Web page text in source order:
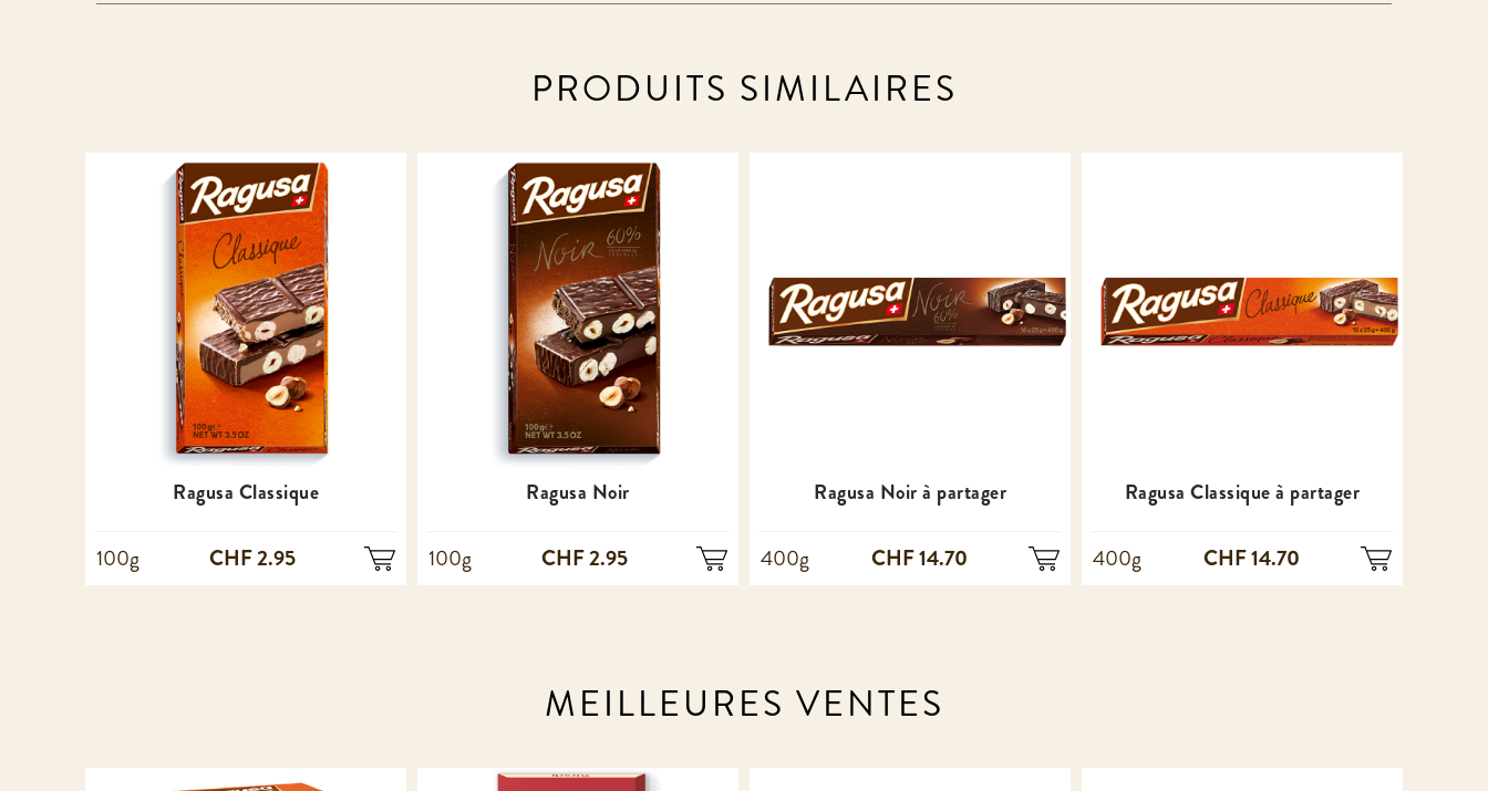
PRODUITS SIMILAIRES
Ragusa Classique
100g CHF 2.95
Ragusa Noir
100g CHF 2.95
Ragusa Noir à partager
400g CHF 14.70
Ragusa Classique à partager
400g CHF 14.70
MEILLEURES VENTES